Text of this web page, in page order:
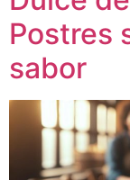
Postres
sabor